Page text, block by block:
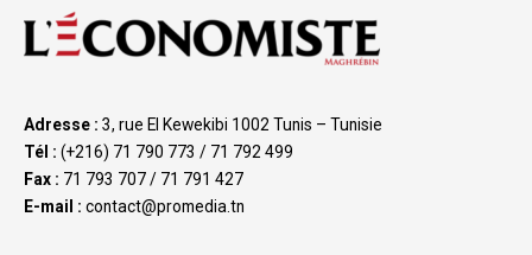
Adresse : 3, rue El Kewekibi 1002 Tunis – Tunisie
Tél : (+216) 71 790 773 / 71 792 499
Fax : 71 793 707 / 71 791 427
E-mail : contact@promedia.tn